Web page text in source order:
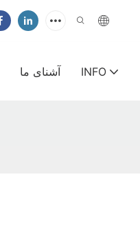
آشنای ما INFO